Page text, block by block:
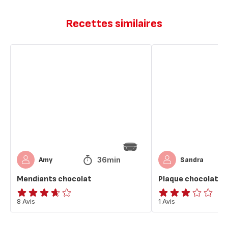
Recettes similaires
Amy 36min
Mendiants chocolat
ratings.3.6
8 Avis
Sandra
Plaque chocolat,
Avis
3
1 Avis